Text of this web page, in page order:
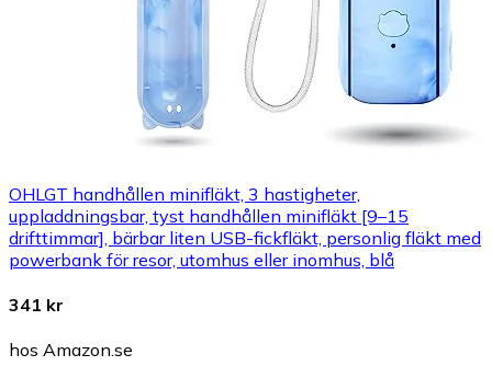
OHLGT handhållen minifläkt, 3 hastigheter,
uppladdningsbar, tyst handhållen minifläkt [9–15
drifttimmar], bärbar liten USB-fickfläkt, personlig fläkt med
powerbank för resor, utomhus eller inomhus, blå
341 kr
hos Amazon.se